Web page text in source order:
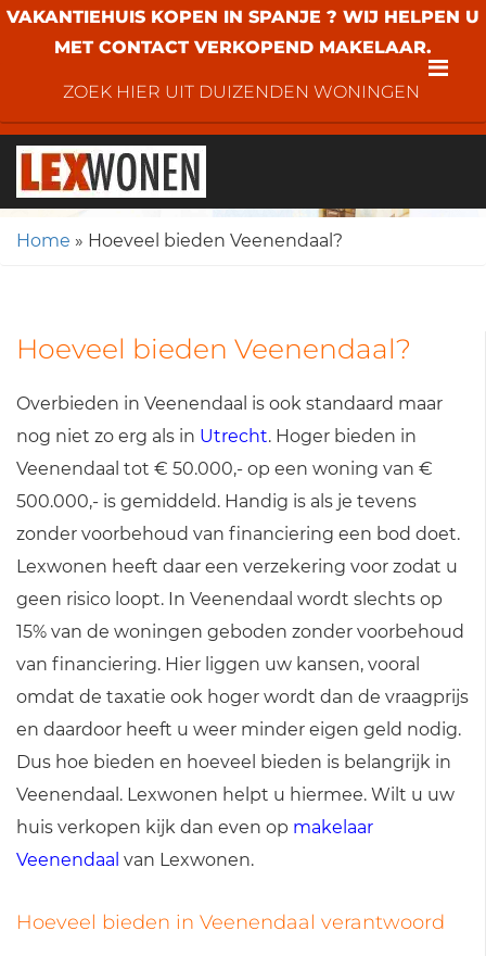
VAKANTIEHUIS KOPEN IN SPANJE ? WIJ HELPEN U
MET CONTACT VERKOPEND MAKELAAR.
ZOEK HIER UIT DUIZENDEN WONINGEN
Home » Hoeveel bieden Veenendaal?
Hoeveel bieden Veenendaal?
Overbieden in Veenendaal is ook standaard maar
nog niet zo erg als in Utrecht. Hoger bieden in
Veenendaal tot € 50.000,- op een woning van €
500.000,- is gemiddeld. Handig is als je tevens
zonder voorbehoud van financiering een bod doet.
Lexwonen heeft daar een verzekering voor zodat u
geen risico loopt. In Veenendaal wordt slechts op
15% van de woningen geboden zonder voorbehoud
van financiering. Hier liggen uw kansen, vooral
omdat de taxatie ook hoger wordt dan de vraagprijs
en daardoor heeft u weer minder eigen geld nodig.
Dus hoe bieden en hoeveel bieden is belangrijk in
Veenendaal. Lexwonen helpt u hiermee. Wilt u uw
huis verkopen kijk dan even op makelaar
Veenendaal van Lexwonen.
Hoeveel bieden in Veenendaal verantwoord